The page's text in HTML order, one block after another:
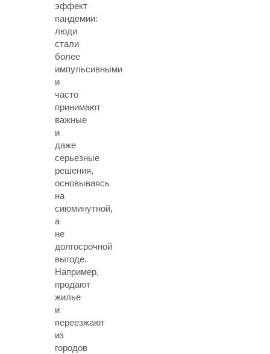
эффект
пандемии:
люди
стали
более
импульсивными
и
часто
принимают
важные
и
даже
серьезные
решения,
основываясь
на
сиюминутной,
а
не
долгосрочной
выгоде.
Например,
продают
жилье
и
переезжают
из
городов